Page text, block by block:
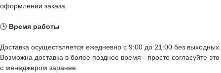
оформлении заказа.
🕒 Время работы
Доставка осуществляется ежедневно с 9:00 до 21:00 без выходных.
Возможна доставка в более позднее время - просто согласуйте это
с менеджером заранее.